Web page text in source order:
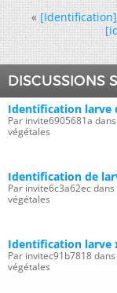
«
DISCUSSIONS
Identification larve
Par invite6905681a
végétales
Identification de
Par invite6c3a62ec
végétales
Identification larve
Par invitec91b7818
végétales